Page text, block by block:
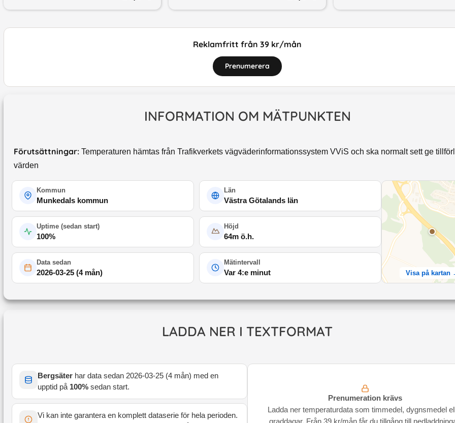
Reklamfritt från 39 kr/mån
Prenumerera
INFORMATION OM MÄTPUNKTEN
Förutsättningar: Temperaturen hämtas från Trafikverkets vägväderinformationssystem VViS och ska normalt sett ge
värden
Kommun
Munkedals kommun
Län
Västra Götalands län
Uptime (sedan start)
100%
Höjd
64m ö.h.
Data sedan
2026-03-25 (4 mån)
Mätintervall
Var 4:e minut Visa på kartan
LADDA NER I TEXTFORMAT
Bergsäter har data sedan 2026-03-25 (4 mån) med en
upptid på 100% sedan start.
Vi kan inte garantera en komplett dataserie för hela perioden.
Prenumeration krävs
Ladda ner temperaturdata som timmedel, dygnsmedel